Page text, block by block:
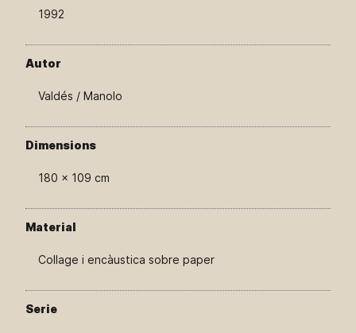
1992
Autor
Valdés / Manolo
Dimensions
180 × 109 cm
Material
Collage i encàustica sobre paper
Serie